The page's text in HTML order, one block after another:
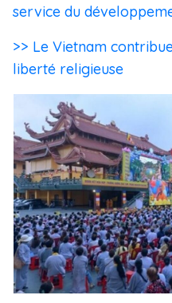
service du
>> Le Vietnam
liberté religieuse